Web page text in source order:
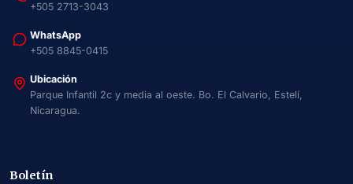
+505 2713-3043
WhatsApp
+505 8845-0415
Ubicación
Parque Infantil 2c y media al oeste. Bo. El Calvario, Estelí,
Nicaragua.
Boletín